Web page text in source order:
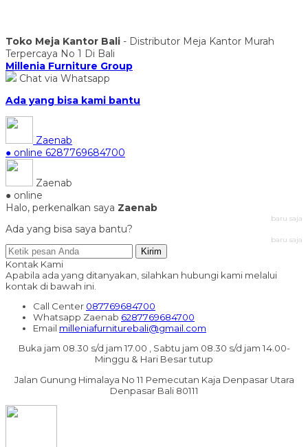
Toko Meja Kantor Bali - Distributor Meja Kantor Murah
Terpercaya No 1 Di Bali
Millenia Furniture Group
Chat via Whatsapp
Ada yang bisa kami bantu
Zaenab
● online 6287769684700
Zaenab
● online
Halo, perkenalkan saya Zaenab
baru saja
Ada yang bisa saya bantu?
baru saja
Kirim
Kontak Kami
Apabila ada yang ditanyakan, silahkan hubungi kami melalui
kontak di bawah ini.
Call Center 087769684700
Whatsapp Zaenab 6287769684700
Email milleniafurniturebali@gmail.com
Buka jam 08.30 s/d jam 17.00 , Sabtu jam 08.30 s/d jam 14.00-
Minggu & Hari Besar tutup
Jalan Gunung Himalaya No 11 Pemecutan Kaja Denpasar Utara
Denpasar Bali 80111